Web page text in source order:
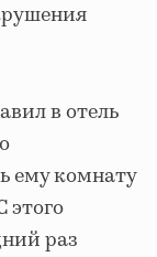
в отель
ему комнату
этого
раз